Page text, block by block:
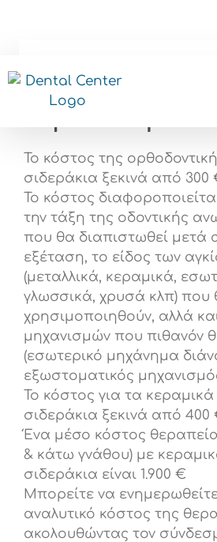
Πόσο κοστίζει η
θεραπεία με
Το κόστος της
σιδεράκια ξεκινά από 300
Το κόστος
την τάξη της οδοντικής
που θα διαπιστωθεί μετά
εξέταση, το είδος των
(μεταλλικά, κεραμικά,
γλωσσικά, χρυσά κλπ) που
χρησιμοποιηθούν, αλλά
μηχανισμών που πιθανόν
(εσωτερικό μηχάνημα
εξωστοματικός
Το κόστος για τα
σιδεράκια ξεκινά από 400
Ένα μέσο κόστος
& κάτω γνάθου) με
σιδεράκια είναι 1.900 €
Μπορείτε να
αναλυτικό κόστος της
ακολουθώντας τον